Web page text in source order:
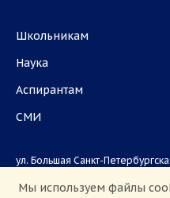
Школьникам
Наука
Аспирантам
СМИ
ул. Большая Санкт-
Мы используем файлы